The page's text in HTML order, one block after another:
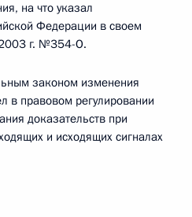
на что указал
Федерации в своем
г. №354-О.
законом изменения
в правовом регулировании
доказательств при
и исходящих сигналах